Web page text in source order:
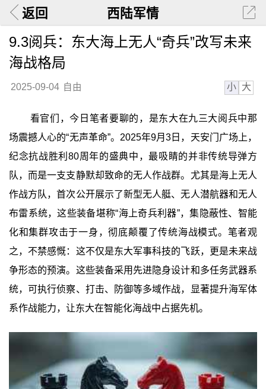
返回 西陆军情
9.3阅兵：东大海上无人“奇兵”改写未来
海战格局
2025-09-04 自由 小 大
看官们，今日笔者要聊的，是东大在九三大阅兵中那
场震撼人心的“无声革命”。2025年9月3日，天安门广场上，
纪念抗战胜利80周年的盛典中，最吸睛的并非传统导弹方
队，而是一支支静默却致命的无人作战群。尤其是海上无人
作战方队，首次公开展示了新型无人艇、无人潜航器和无人
布雷系统，这些装备堪称“海上奇兵利器”，集隐蔽性、智能
化和集群攻击于一身，彻底颠覆了传统海战模式。笔者观
之，不禁感慨：这不仅是东大军事科技的飞跃，更是未来战
争形态的预演。这些装备采用先进隐身设计和多任务武器系
统，可执行侦察、打击、防御等多域作战，显著提升海军体
系作战能力，让东大在智能化海战中占据先机。